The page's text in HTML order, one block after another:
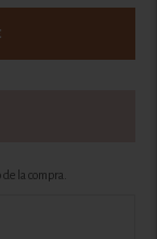
la compra.